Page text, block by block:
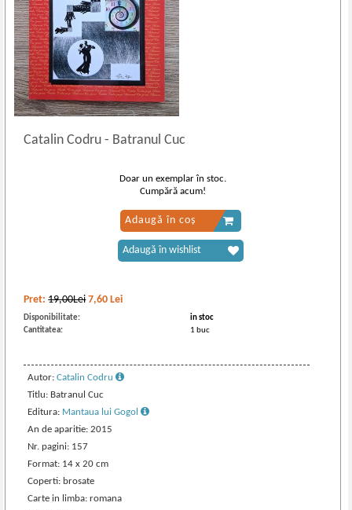
Catalin Codru- Batranul Cuc
Pret:19,00Lei 7,60 Lei
Disponibilitate:
in stoc
Cantitatea:
1 buc
Autor:Catalin Codru
Titlu: Batranul Cuc
Editura: Mantaua lui Gogol
An de aparitie: 2015
Nr. pagini: 157
Format: 14 x 20 cm
Coperti: brosate
Carte in limba: romana
Doar un exemplar în stoc.
Cumpără acum!
Adaugă în coș
Adaugă în wishlist